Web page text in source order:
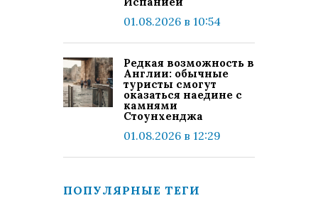
01.08.2026 в 10:54
Редкая возможность в
Англии: обычные
туристы смогут
оказаться наедине с
камнями
Стоунхенджа
01.08.2026 в 12:29
ПОПУЛЯРНЫЕ ТЕГИ